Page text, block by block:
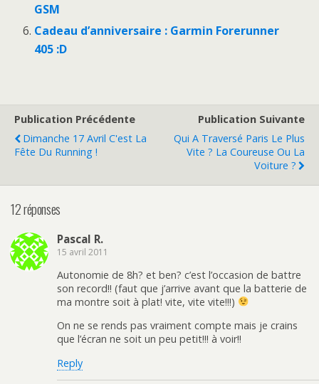
GSM
Cadeau d’anniversaire : Garmin Forerunner
405 :D
Publication Précédente
Dimanche 17 Avril C'est La
Fête Du Running !
Publication Suivante
Qui A Traversé Paris Le Plus
Vite ? La Coureuse Ou La
Voiture ?
12 réponses
Pascal R.
15 avril 2011
Autonomie de 8h? et ben? c’est l’occasion de battre
son record!! (faut que j’arrive avant que la batterie de
ma montre soit à plat! vite, vite vite!!!)
On ne se rends pas vraiment compte mais je crains
que l’écran ne soit un peu petit!!! à voir!!
Reply